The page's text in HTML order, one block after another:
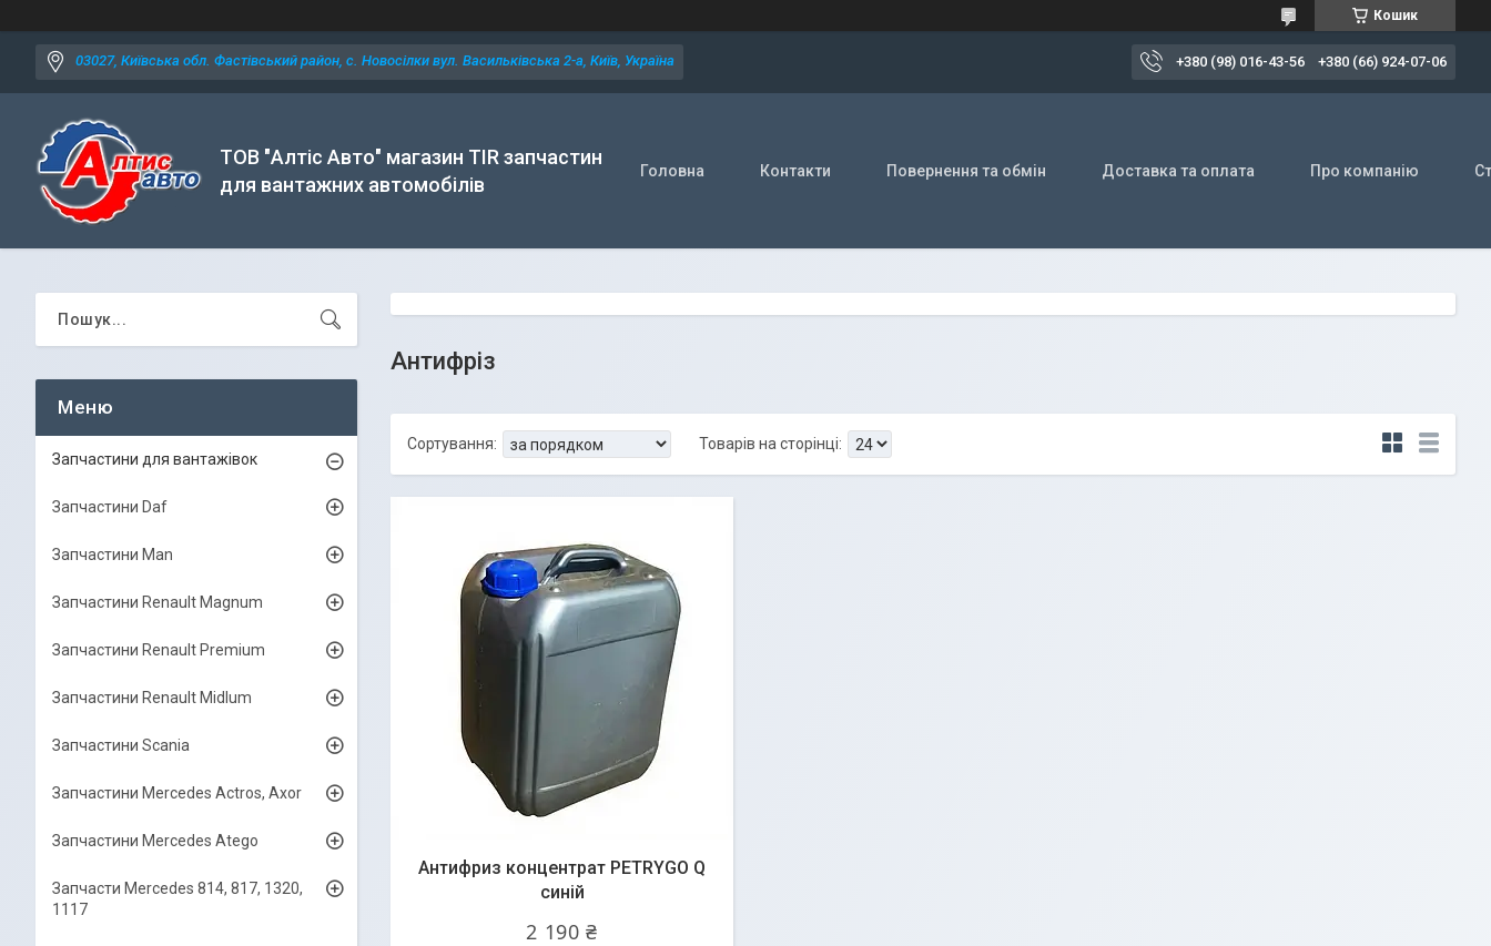
Кошик
03027, Київська обл. Фастівський район, с. Новосілки вул. Васильківська 2-а, Київ, Україна +380 (98) 016-43-56 +380 (66) 924-07-06
ТОВ "Алтіс Авто" магазин TIR запчастин
для вантажних автомобілів
Головна Контакти Повернення та обмін Доставка та оплата Про компанію
Антифріз
Антифриз концентрат PETRYGO Q
синій
2 190 ₴
Запчастини для вантажівок
Запчастини Daf
Запчастини Man
Запчастини Renault Magnum
Запчастини Renault Premium
Запчастини Renault Midlum
Запчастини Scania
Запчастини Mercedes Actros, Axor
Запчастини Mercedes Atego
Запчасти Mercedes 814, 817, 1320,
1117